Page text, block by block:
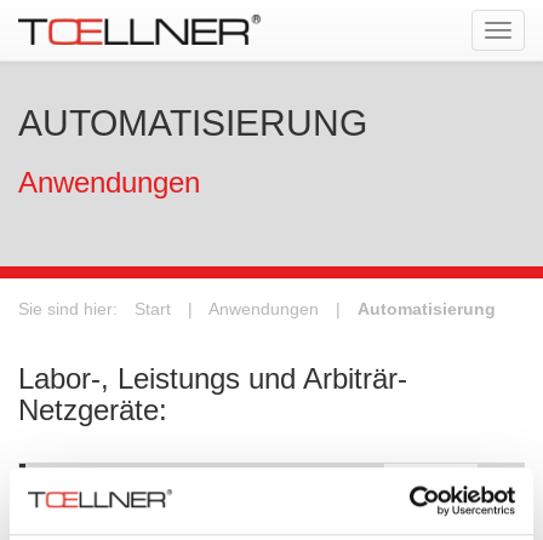
AUTOMATISIERUNG
Anwendungen
Sie sind hier: Start | Anwendungen | Automatisierung
Labor-, Leistungs und Arbiträr-
Netzgeräte:
Leistung